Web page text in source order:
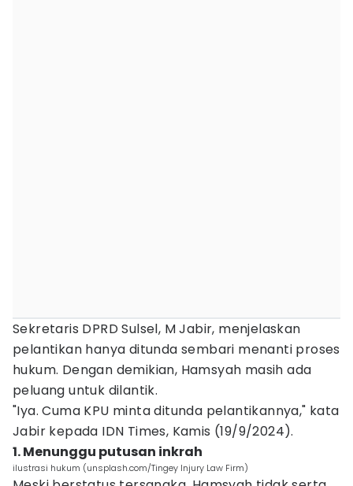
Sekretaris DPRD Sulsel, M Jabir, menjelaskan
pelantikan hanya ditunda sembari menanti proses
hukum. Dengan demikian, Hamsyah masih ada
peluang untuk dilantik.
"Iya. Cuma KPU minta ditunda pelantikannya," kata
Jabir kepada IDN Times, Kamis (19/9/2024).
1. Menunggu putusan inkrah
ilustrasi hukum (unsplash.com/Tingey Injury Law Firm)